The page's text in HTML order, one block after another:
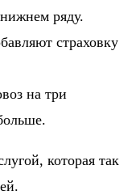
ряду.
страховку
на три
которая так